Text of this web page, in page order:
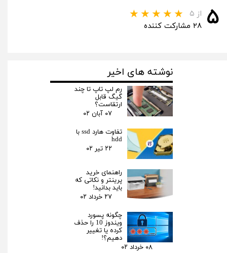
۵ از ۵
۲۸ مشارکت کننده
نوشته های اخیر
رم لپ تاپ تا چند
گیگ قابل
ارتقاست؟
۰۷ آبان ۰۲
تفاوت هارد ssd با
hdd
۲۲ تیر ۰۲
راهنمای خرید
پرینتر و نکاتی که
باید بدانید!
۲۷ خرداد ۰۲
چگونه پسورد
ویندوز 10 را حذف
کرده یا تغییر
دهیم؟!
۰۸ خرداد ۰۲